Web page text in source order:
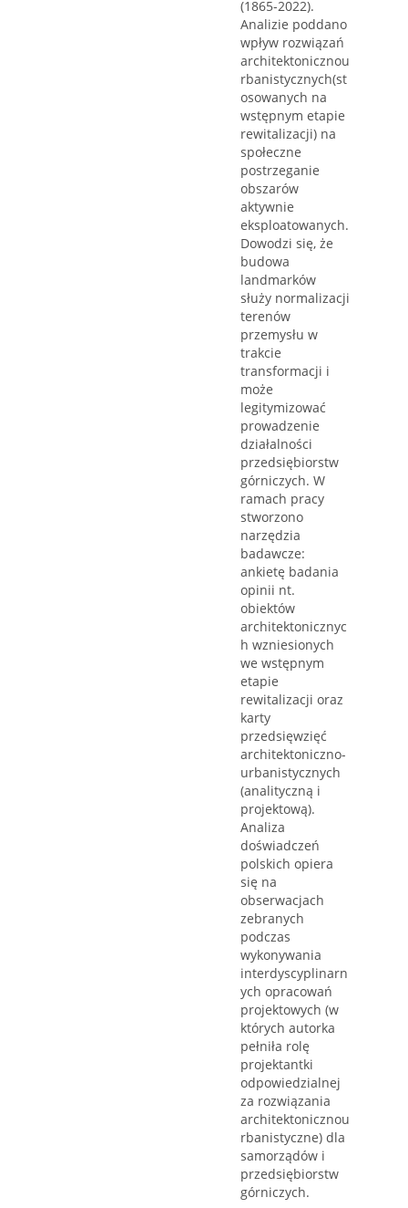
(1865-2022).
Analizie poddano
wpływ rozwiązań
architektonicznou
rbanistycznych(st
osowanych na
wstępnym etapie
rewitalizacji) na
społeczne
postrzeganie
obszarów
aktywnie
eksploatowanych.
Dowodzi się, że
budowa
landmarków
służy normalizacji
terenów
przemysłu w
trakcie
transformacji i
może
legitymizować
prowadzenie
działalności
przedsiębiorstw
górniczych. W
ramach pracy
stworzono
narzędzia
badawcze:
ankietę badania
opinii nt.
obiektów
architektonicznyc
h wzniesionych
we wstępnym
etapie
rewitalizacji oraz
karty
przedsięwzięć
architektoniczno-
urbanistycznych
(analityczną i
projektową).
Analiza
doświadczeń
polskich opiera
się na
obserwacjach
zebranych
podczas
wykonywania
interdyscyplinarn
ych opracowań
projektowych (w
których autorka
pełniła rolę
projektantki
odpowiedzialnej
za rozwiązania
architektonicznou
rbanistyczne) dla
samorządów i
przedsiębiorstw
górniczych.